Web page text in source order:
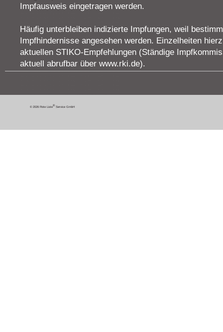
Impfausweis eingetragen werden.
Häufig unterbleiben indizierte Impfungen, weil
Impfhindernisse angesehen werden. Einzelheiten
aktuellen STIKO-Empfehlungen (Ständige
aktuell abrufbar über www.rki.de).
© 2026 Rote Liste®Service GmbH